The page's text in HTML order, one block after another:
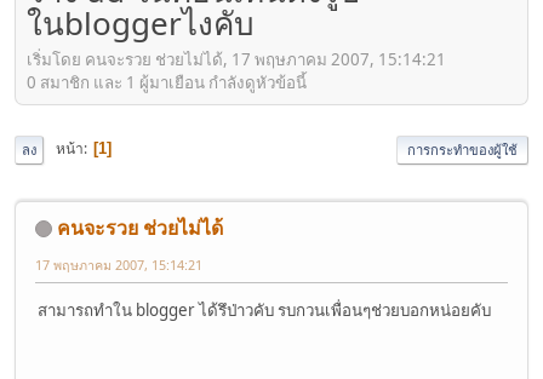
ในbloggerไงคับ
เริ่มโดย คนจะรวย ช่วยไม่ได้, 17 พฤษภาคม 2007, 15:14:21
0 สมาชิก และ 1 ผู้มาเยือน กำลังดูหัวข้อนี้
ลง หน้า 1 การกระทำของผู้ใช้
คนจะรวย ช่วยไม่ได้
17 พฤษภาคม 2007, 15:14:21
สามารถทำใน blogger ได้รึป่าวคับ รบกวนเพื่อนๆช่วยบอกหน่อยคับ